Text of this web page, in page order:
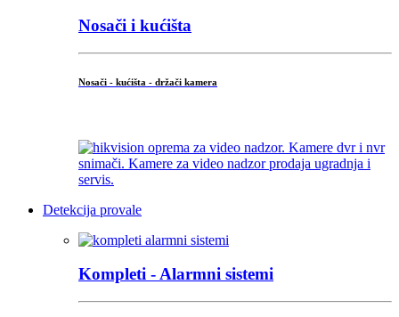
Nosači i kućišta
Nosači - kućišta - držači kamera
Detekcija provale
Kompleti - Alarmni sistemi